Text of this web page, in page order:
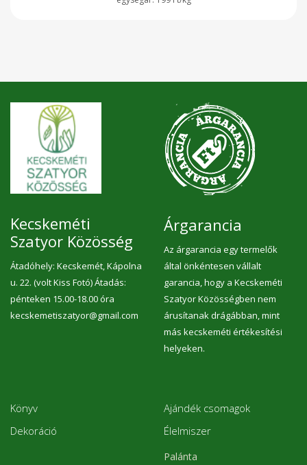
Kecskeméti
Szatyor Közösség
Átadóhely: Kecskemét, Kápolna
u. 22. (volt Kiss Fotó) Átadás:
pénteken 15.00-18.00 óra
kecskemetiszatyor@gmail.com
Árgarancia
Az árgarancia egy termelők
által önkéntesen vállalt
garancia, hogy a Kecskeméti
Szatyor Közösségben nem
árusítanak drágábban, mint
más kecskeméti értékesítési
helyeken.
Könyv
Dekoráció
Ajándék csomagok
Élelmiszer
Palánta